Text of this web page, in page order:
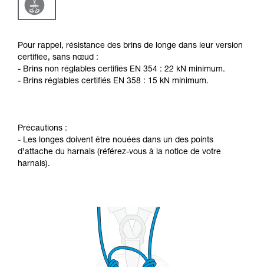
Pour rappel, résistance des brins de longe dans leur version
certifiée, sans nœud :
- Brins non réglables certifiés EN 354 : 22 kN minimum.
- Brins réglables certifiés EN 358 : 15 kN minimum.
Précautions :
- Les longes doivent être nouées dans un des points
d’attache du harnais (référez-vous à la notice de votre
harnais).